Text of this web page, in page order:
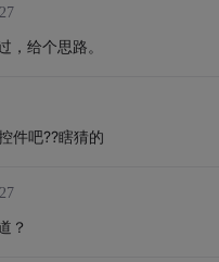
，给个思路。
件吧??瞎猜的
？